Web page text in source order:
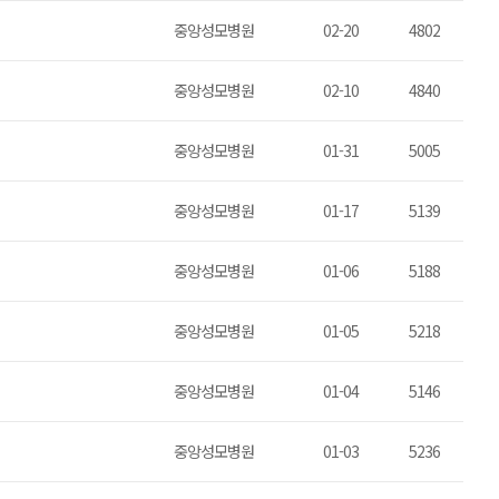
중앙성모병원 02-20 4802
중앙성모병원 02-10 4840
중앙성모병원 01-31 5005
중앙성모병원 01-17 5139
중앙성모병원 01-06 5188
중앙성모병원 01-05 5218
중앙성모병원 01-04 5146
중앙성모병원 01-03 5236